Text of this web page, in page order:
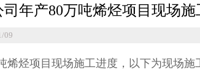
年产80万吨烯烃项目现场施
09
烯烃项目现场施工进度，以下为现场施